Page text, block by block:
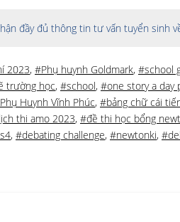
đầy đủ thông tin tư vấn tuyển sinh
2023, #Phụ huynh Goldmark, #school
trường học, #school, #one story a day
Huynh Vĩnh Phúc, #bảng chữ cái
thi amo 2023, #đề thi học bổng
, #debating challenge, #newtonki,